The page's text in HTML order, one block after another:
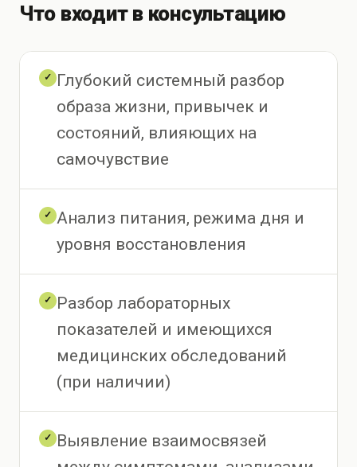
Что входит в консультацию
✓
Глубокий системный разбор
образа жизни, привычек и
состояний, влияющих на
самочувствие
✓ Анализ питания, режима дня и
уровня восстановления
✓
Разбор лабораторных
показателей и имеющихся
медицинских обследований
(при наличии)
✓
Выявление взаимосвязей